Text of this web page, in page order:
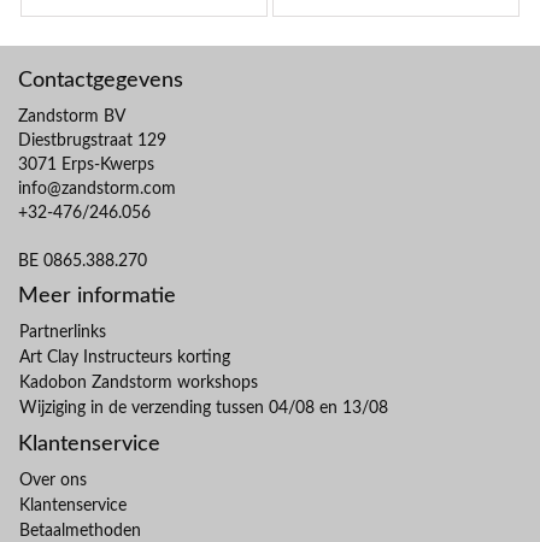
Contactgegevens
Zandstorm BV
Diestbrugstraat 129
3071 Erps-Kwerps
info@zandstorm.com
+32-476/246.056
BE 0865.388.270
Meer informatie
Partnerlinks
Art Clay Instructeurs korting
Kadobon Zandstorm workshops
Wijziging in de verzending tussen 04/08 en 13/08
Klantenservice
Over ons
Klantenservice
Betaalmethoden